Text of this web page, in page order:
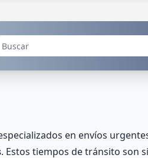
en envíos
. Estos tiempos de tránsito son